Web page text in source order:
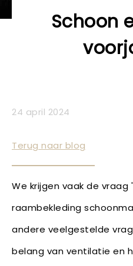
Schoon
24 april 2024
Terug naar blog
We krijgen vaak de vraag
raambekleding
andere veelgestelde
belang van ventilatie en